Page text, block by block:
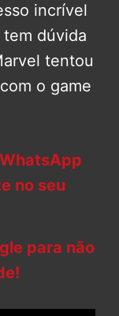
incrível
dúvida
tentou
o game
no seu
para não